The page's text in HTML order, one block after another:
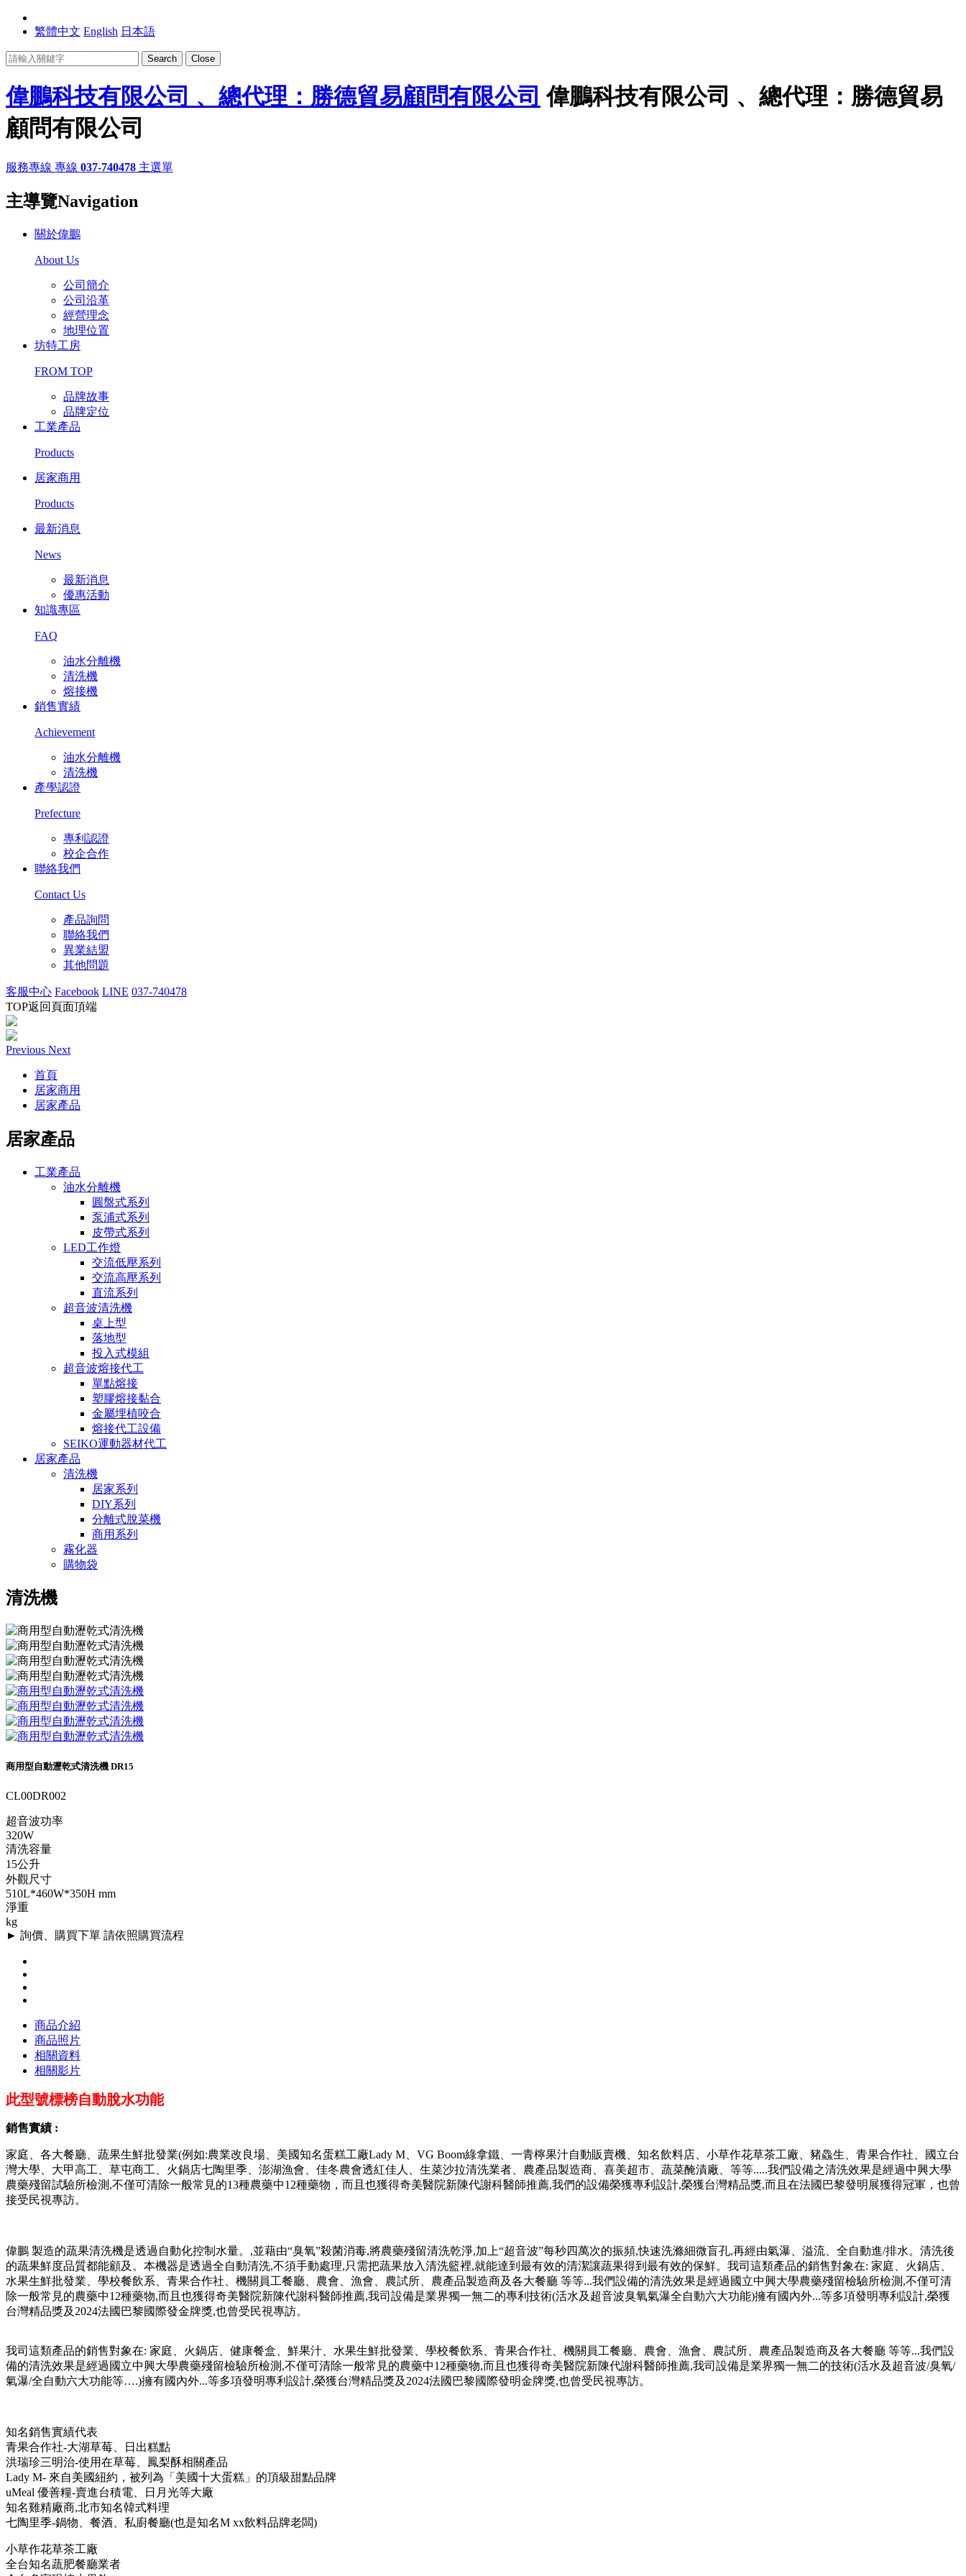
繁體中文 English 日本語
Search Close
偉鵬科技有限公司 、總代理：勝德貿易顧問有限公司 偉鵬科技有限公司 、總代理：勝德貿易
顧問有限公司
服務專線 專線 037-740478 主選單
主導覽Navigation
關於偉鵬
About Us
公司簡介
公司沿革
經營理念
地理位置
坊特工房
FROM TOP
品牌故事
品牌定位
工業產品
Products
居家商用
Products
最新消息
News
最新消息
優惠活動
知識專區
FAQ
油水分離機
清洗機
熔接機
銷售實績
Achievement
油水分離機
清洗機
產學認證
Prefecture
專利認證
校企合作
聯絡我們
Contact Us
產品詢問
聯絡我們
異業結盟
其他問題
客服中心 Facebook LINE 037-740478
TOP返回頁面頂端
Previous Next
首頁
居家商用
居家產品
居家產品
工業產品
油水分離機
圓盤式系列
泵浦式系列
皮帶式系列
LED工作燈
交流低壓系列
交流高壓系列
直流系列
超音波清洗機
桌上型
落地型
投入式模組
超音波熔接代工
單點熔接
塑膠熔接黏合
金屬埋植咬合
熔接代工設備
SEIKO運動器材代工
居家產品
清洗機
居家系列
DIY系列
分離式脫菜機
商用系列
霧化器
購物袋
清洗機
商用型自動瀝乾式清洗機 DR15
CL00DR002
超音波功率
320W
清洗容量
15公升
外觀尺寸
510L*460W*350H mm
淨重
kg
► 詢價、購買下單 請依照購買流程
商品介紹
商品照片
相關資料
相關影片
此型號標榜自動脫水功能
銷售實績 :
家庭、各大餐廳、蔬果生鮮批發業(例如:農業改良場、美國知名蛋糕工廠Lady M、VG Boom綠拿鐵、一青檸果汁自動販賣機、知名飲料店、小草作花草茶工廠、豬鱻生、青果合作社、國立台
灣大學、大甲高工、草屯商工、火鍋店七陶里季、澎湖漁會、佳冬農會透紅佳人、生菜沙拉清洗業者、農產品製造商、喜美超市、蔬菜醃漬廠、等等.....我們設備之清洗效果是經過中興大學
農藥殘留試驗所檢測,不僅可清除一般常見的13種農藥中12種藥物，而且也獲得奇美醫院新陳代謝科醫師推薦,我們的設備榮獲專利設計,榮獲台灣精品獎,而且在法國巴黎發明展獲得冠軍 ，也曾
接受民視專訪。
偉鵬 製造的蔬果清洗機是透過自動化控制水量。,並藉由“臭氧”殺菌消毒,將農藥殘留清洗乾淨,加上“超音波”每秒四萬次的振頻,快速洗滌細微盲孔,再經由氣瀑、溢流、全自動進/排水。清洗後
的蔬果鮮度品質都能顧及。本機器是透過全自動清洗,不須手動處理,只需把蔬果放入清洗籃裡,就能達到最有效的清潔讓蔬果得到最有效的保鮮。我司這類產品的銷售對象在: 家庭、火鍋店、
水果生鮮批發業、學校餐飲系、青果合作社、機關員工餐廳、農會、漁會、農試所、農產品製造商及各大餐廳 等等...我們設備的清洗效果是經過國立中興大學農藥殘留檢驗所檢測,不僅可清
除一般常見的農藥中12種藥物,而且也獲得奇美醫院新陳代謝科醫師推薦,我司設備是業界獨一無二的專利技術(活水及超音波臭氧氣瀑全自動六大功能)擁有國內外...等多項發明專利設計,榮獲
台灣精品獎及2024法國巴黎國際發金牌獎,也曾受民視專訪。
我司這類產品的銷售對象在: 家庭、火鍋店、健康餐盒、鮮果汁、水果生鮮批發業、學校餐飲系、青果合作社、機關員工餐廳、農會、漁會、農試所、農產品製造商及各大餐廳 等等...我們設
備的清洗效果是經過國立中興大學農藥殘留檢驗所檢測,不僅可清除一般常見的農藥中12種藥物,而且也獲得奇美醫院新陳代謝科醫師推薦,我司設備是業界獨一無二的技術(活水及超音波/臭氧/
氣瀑/全自動六大功能等….)擁有國內外...等多項發明專利設計,榮獲台灣精品獎及2024法國巴黎國際發明金牌獎,也曾受民視專訪。
知名銷售實績代表
青果合作社-大湖草莓、日出糕點
洪瑞珍三明治-使用在草莓、鳳梨酥相關產品
Lady M- 來自美國紐約，被列為「美國十大蛋糕」的頂級甜點品牌
uMeal 優善糧-賣進台積電、日月光等大廠
知名雞精廠商,北市知名韓式料理
七陶里季-鍋物、餐酒、私廚餐廳(也是知名M xx飲料品牌老闆)
小草作花草茶工廠
全台知名蔬肥餐廳業者